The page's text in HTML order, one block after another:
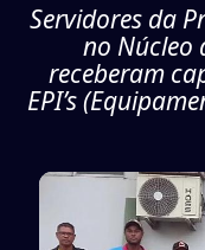
Servidores da
no Núcleo
receberam
EPI’s